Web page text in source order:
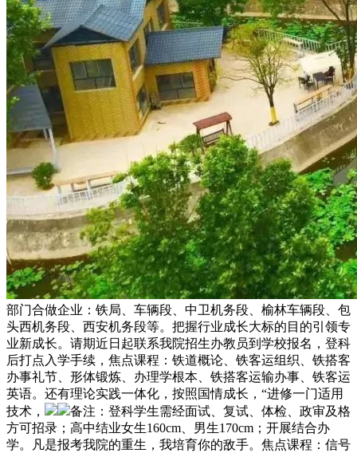
部门合做企业：铁局、车辆段、中卫机务段、榆林车辆段、包
头西机务段、西安机务段等。把握行业成长大标的目的引领专
业新成长。请期近日起联系我院招生办教员到学校报名，登科
后打点入学手续，焦点课程：铁道概论、铁客运组织、铁搭客
办事礼节、形体锻炼、办理学根本、铁搭客运输办事、铁客运
英语。还有理论实践一体化，按照国情成长，“进修一门适用
技术，
备注：登科学生需经面试、复试、体检、政审及格
方可招录；高中结业女生160cm、男生170cm；开展结合办
学。凡是报考我院的重生，我培育你的敌手。焦点课程：信号